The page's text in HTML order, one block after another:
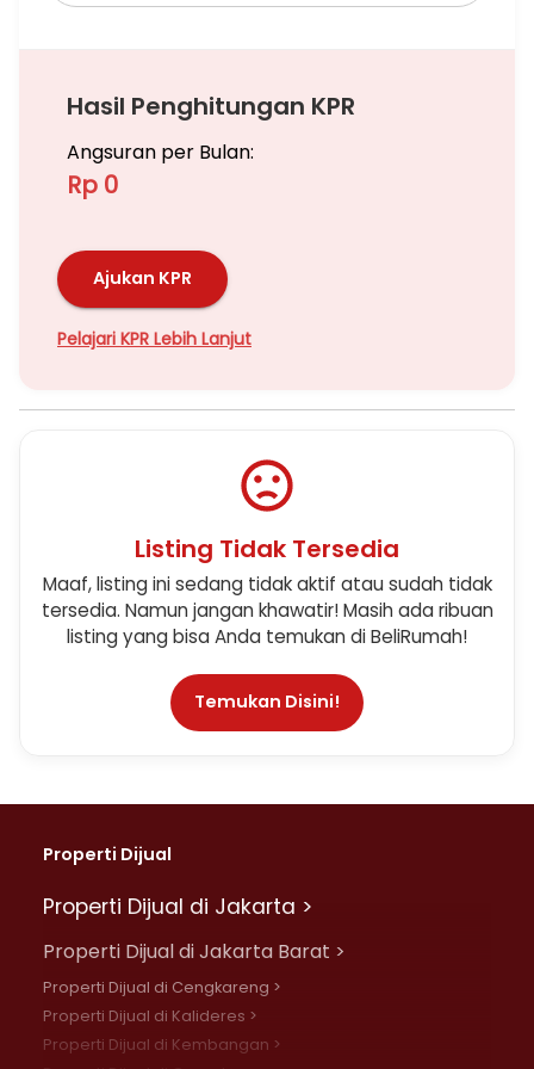
Hasil Penghitungan KPR
Angsuran per Bulan:
Rp 0
Ajukan KPR
Pelajari KPR Lebih Lanjut
Listing Tidak Tersedia
Maaf, listing ini sedang tidak aktif atau sudah tidak
tersedia. Namun jangan khawatir! Masih ada ribuan
listing yang bisa Anda temukan di BeliRumah!
Temukan Disini!
Properti Dijual
Properti Dijual di Jakarta >
Properti Dijual di Jakarta Barat >
Properti Dijual di Cengkareng >
Properti Dijual di Kalideres >
Properti Dijual di Kembangan >